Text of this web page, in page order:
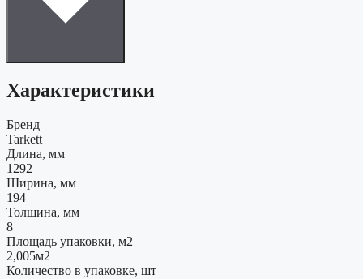
Характеристики
Бренд
Tarkett
Длина, мм
1292
Ширина, мм
194
Толщина, мм
8
Площадь упаковки, м2
2,005м2
Количество в упаковке, шт